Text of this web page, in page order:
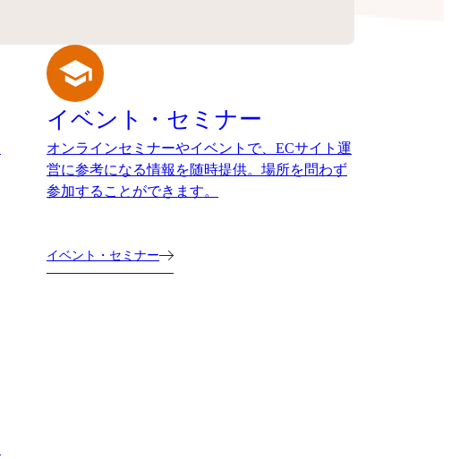
イベント・セミナー
オンラインセミナーやイベントで、ECサイト運
営に参考になる情報を随時提供。場所を問わず
参加することができます。
イベント・セミナー